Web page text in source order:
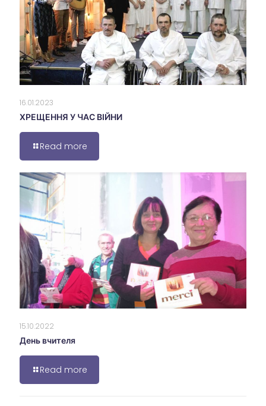
16.01.2023
ХРЕЩЕННЯ У ЧАС ВІЙНИ
Read more
15.10.2022
День вчителя
Read more